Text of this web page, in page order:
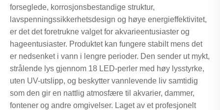
forseglede, korrosjonsbestandige struktur,
lavspenningssikkerhetsdesign og høye energieffektivitet,
er det det foretrukne valget for akvarieentusiaster og
hageentusiaster. Produktet kan fungere stabilt mens det
er nedsenket i vann i lengre perioder. Den sender ut mykt,
strålende lys gjennom 18 LED-perler med høy lysstyrke,
uten UV-utslipp, og beskytter vannlevende liv samtidig
som den gir en nattlig atmosfære til akvarier, dammer,
fontener og andre omgivelser. Laget av et profesjonelt